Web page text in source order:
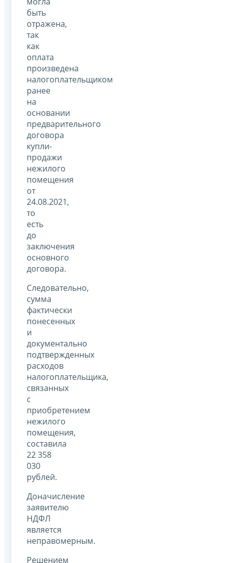
быть
отражена,
так
как
оплата
произведена
налогоплательщиком
ранее
на
основании
предварительного
договора
купли-
продажи
нежилого
помещения
от
24.08.2021,
то
есть
до
заключения
основного
договора.
Следовательно,
сумма
фактически
понесенных
и
документально
подтвержденных
расходов
налогоплательщика,
связанных
с
приобретением
нежилого
помещения,
составила
22 358
030
рублей.
Доначисление
заявителю
НДФЛ
является
неправомерным.
Решением